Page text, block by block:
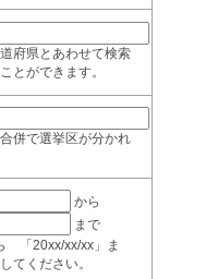
府県とあわせて検索
とができます。
併で選挙区が分かれ
から
まで
「20xx/xx/xx」ま
てください。